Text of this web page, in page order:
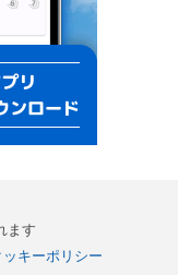
ます
ッキーポリシー